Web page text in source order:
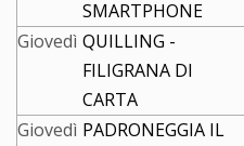
SMARTPHONE
Giovedì QUILLING -
FILIGRANA DI
CARTA
Giovedì PADRONEGGIA IL